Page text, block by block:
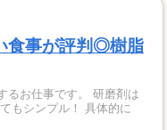
食事が評判◎樹脂
事です。 研磨剤は
もシンプル！ 具体的に